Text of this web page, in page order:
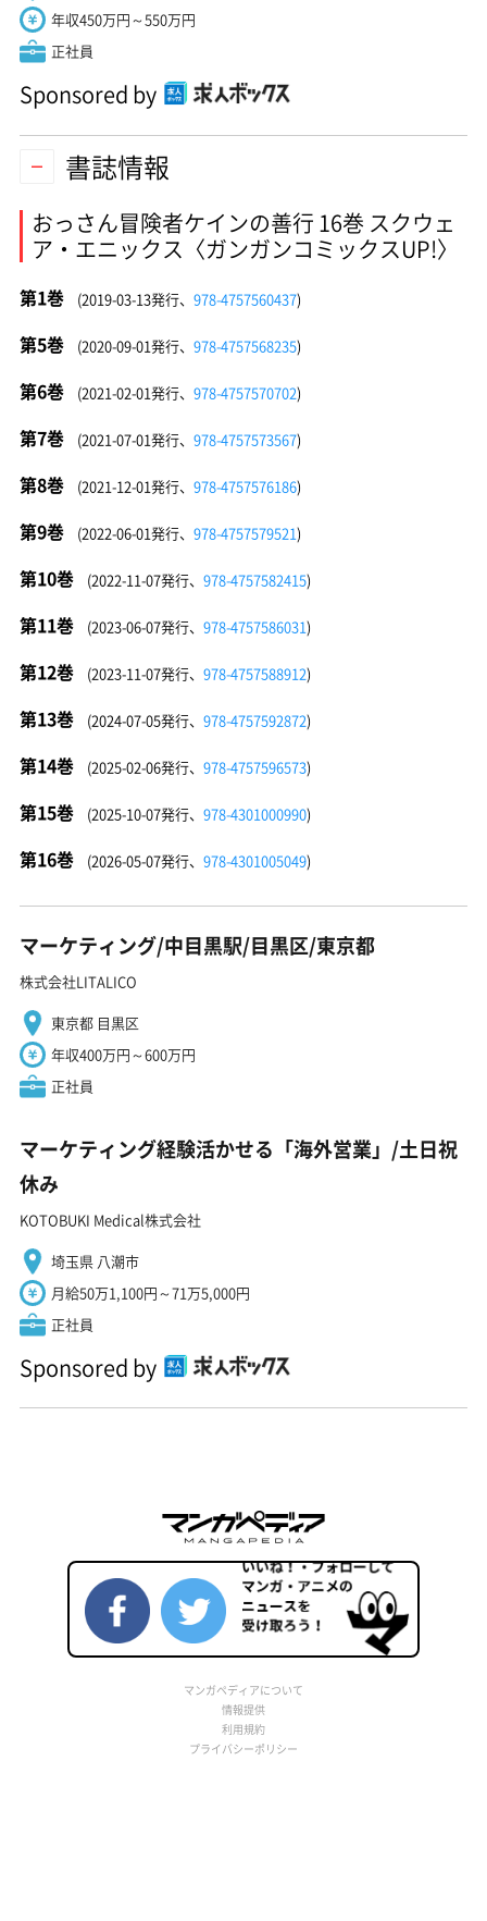
年収450万円～550万円
正社員
Sponsored by
書誌情報
おっさん冒険者ケインの善行 16巻 スクウェ
ア・エニックス〈ガンガンコミックスUP!〉
第1巻 (2019-03-13発行、 978-4757560437)
第5巻 (2020-09-01発行、 978-4757568235)
第6巻 (2021-02-01発行、 978-4757570702)
第7巻 (2021-07-01発行、 978-4757573567)
第8巻 (2021-12-01発行、 978-4757576186)
第9巻 (2022-06-01発行、 978-4757579521)
第10巻 (2022-11-07発行、 978-4757582415)
第11巻 (2023-06-07発行、 978-4757586031)
第12巻 (2023-11-07発行、 978-4757588912)
第13巻 (2024-07-05発行、 978-4757592872)
第14巻 (2025-02-06発行、 978-4757596573)
第15巻 (2025-10-07発行、 978-4301000990)
第16巻 (2026-05-07発行、 978-4301005049)
マーケティング/中目黒駅/目黒区/東京都
株式会社LITALICO
東京都 目黒区
年収400万円～600万円
正社員
マーケティング経験活かせる「海外営業」/土日祝
休み
KOTOBUKI Medical株式会社
埼玉県 八潮市
月給50万1,100円～71万5,000円
正社員
Sponsored by
マンガペディアについて
情報提供
利用規約
プライバシーポリシー